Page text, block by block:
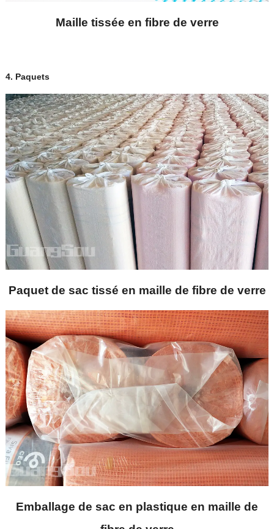
Maille tissée en fibre de verre
4. Paquets
Paquet de sac tissé en maille de fibre de verre
Emballage de sac en plastique en maille de